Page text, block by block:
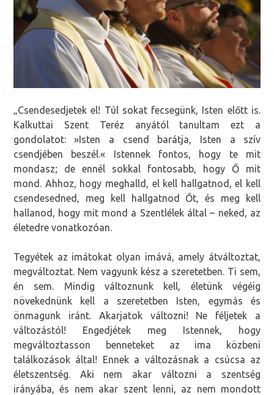
„Csendesedjetek el! Túl sokat fecsegünk, Isten előtt is.
Kalkuttai Szent Teréz anyától tanultam ezt a
gondolatot: »Isten a csend barátja, Isten a szív
csendjében beszél.« Istennek fontos, hogy te mit
mondasz; de ennél sokkal fontosabb, hogy Ő mit
mond. Ahhoz, hogy meghalld, el kell hallgatnod, el kell
csendesedned, meg kell hallgatnod Őt, és meg kell
hallanod, hogy mit mond a Szentlélek által – neked, az
életedre vonatkozóan.
Tegyétek az imátokat olyan imává, amely átváltoztat,
megváltoztat. Nem vagyunk kész a szeretetben. Ti sem,
én sem. Mindig változnunk kell, életünk végéig
növekednünk kell a szeretetben Isten, egymás és
önmagunk iránt. Akarjatok változni! Ne féljetek a
változástól! Engedjétek meg Istennek, hogy
megváltoztasson benneteket az ima közbeni
találkozások által! Ennek a változásnak a csúcsa az
életszentség. Aki nem akar változni a szentség
irányába, és nem akar szent lenni, az nem mondott